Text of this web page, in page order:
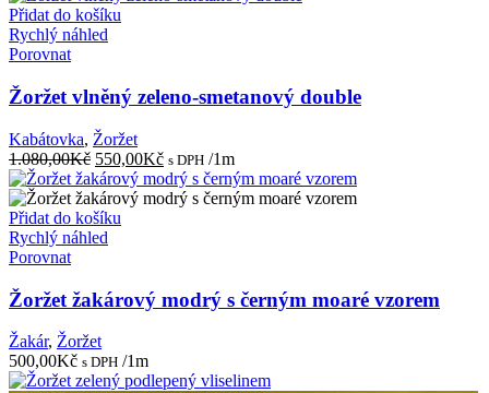
700,00Kč.
Přidat do košíku
Rychlý náhled
Porovnat
Žoržet vlněný zeleno-smetanový double
Kabátovka, Žoržet
1.080,00Kč Původní
cena
byla:
1.080,00Kč.
550,00KčAktuální
cena
je:
s DPH /1m
Přidat do košíku
Rychlý náhled
Porovnat
Žoržet žakárový modrý s černým moaré vzorem
Žakár, Žoržet
500,00Kč s DPH /1m